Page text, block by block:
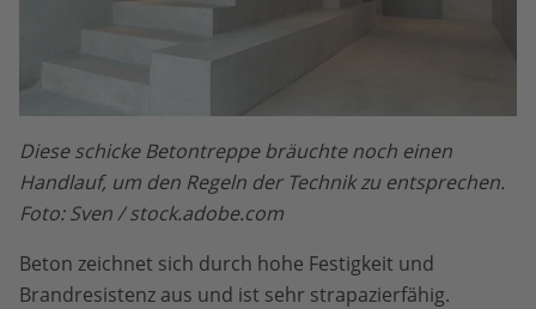
Diese schicke Betontreppe bräuchte noch einen
Handlauf, um den Regeln der Technik zu entsprechen.
Foto: Sven / stock.adobe.com
Beton zeichnet sich durch hohe Festigkeit und
Brandresistenz aus und ist sehr strapazierfähig.